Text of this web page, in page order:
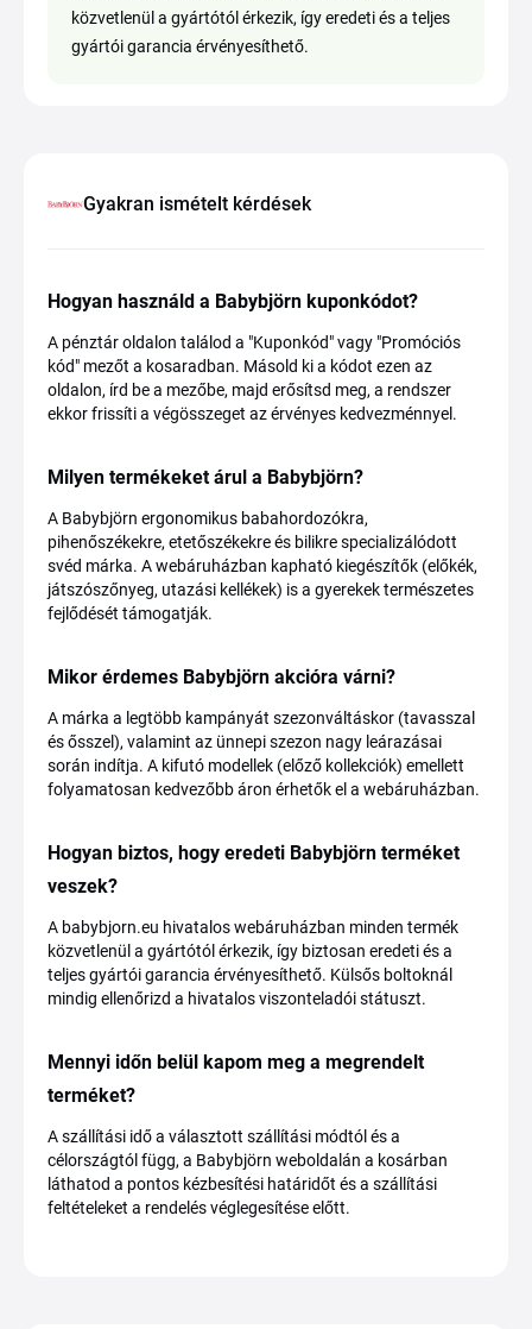
közvetlenül a gyártótól érkezik, így eredeti és a teljes
gyártói garancia érvényesíthető.
Gyakran ismételt kérdések
Hogyan használd a Babybjörn kuponkódot?
A pénztár oldalon találod a "Kuponkód" vagy "Promóciós
kód" mezőt a kosaradban. Másold ki a kódot ezen az
oldalon, írd be a mezőbe, majd erősítsd meg, a rendszer
ekkor frissíti a végösszeget az érvényes kedvezménnyel.
Milyen termékeket árul a Babybjörn?
A Babybjörn ergonomikus babahordozókra,
pihenőszékekre, etetőszékekre és bilikre specializálódott
svéd márka. A webáruházban kapható kiegészítők (előkék,
játszószőnyeg, utazási kellékek) is a gyerekek természetes
fejlődését támogatják.
Mikor érdemes Babybjörn akcióra várni?
A márka a legtöbb kampányát szezonváltáskor (tavasszal
és ősszel), valamint az ünnepi szezon nagy leárazásai
során indítja. A kifutó modellek (előző kollekciók) emellett
folyamatosan kedvezőbb áron érhetők el a webáruházban.
Hogyan biztos, hogy eredeti Babybjörn terméket
veszek?
A babybjorn.eu hivatalos webáruházban minden termék
közvetlenül a gyártótól érkezik, így biztosan eredeti és a
teljes gyártói garancia érvényesíthető. Külsős boltoknál
mindig ellenőrizd a hivatalos viszonteladói státuszt.
Mennyi időn belül kapom meg a megrendelt
terméket?
A szállítási idő a választott szállítási módtól és a
célországtól függ, a Babybjörn weboldalán a kosárban
láthatod a pontos kézbesítési határidőt és a szállítási
feltételeket a rendelés véglegesítése előtt.